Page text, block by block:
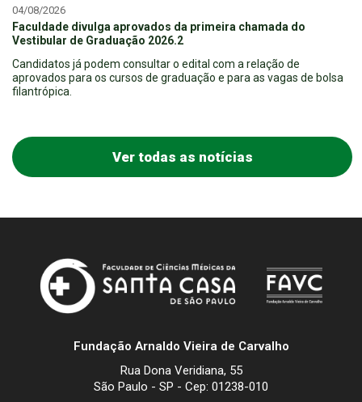
04/08/2026
Faculdade divulga aprovados da primeira chamada do
Vestibular de Graduação 2026.2
Candidatos já podem consultar o edital com a relação de
aprovados para os cursos de graduação e para as vagas de bolsa
filantrópica.
Ver todas as notícias
Fundação Arnaldo Vieira de Carvalho
Rua Dona Veridiana, 55
São Paulo - SP - Cep: 01238-010